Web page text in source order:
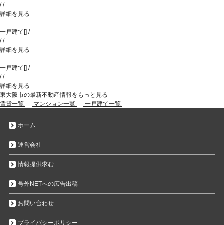
//
詳細を見る
一戸建て[] /
//
詳細を見る
一戸建て[] /
//
詳細を見る
東大阪市の最新不動産情報をもっと見る
賃貸一覧
マンション一覧 一戸建て一覧
ホーム
運営会社
情報提供求む
号外NETへの広告出稿
お問い合わせ
プライバシーポリシー